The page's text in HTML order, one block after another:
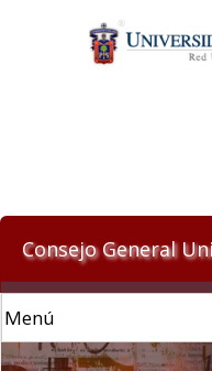
Consejo General